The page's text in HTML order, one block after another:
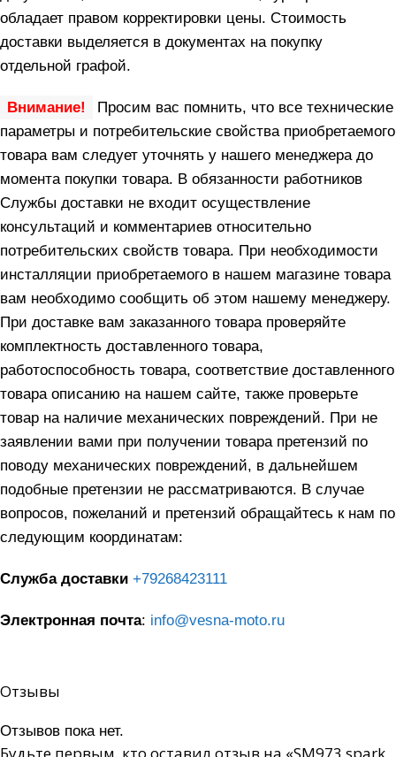
обладает правом корректировки цены. Стоимость
доставки выделяется в документах на покупку
отдельной графой.
Внимание!
Просим вас помнить, что все технические
параметры и потребительские свойства приобретаемого
товара вам следует уточнять у нашего менеджера до
момента покупки товара. В обязанности работников
Службы доставки не входит осуществление
консультаций и комментариев относительно
потребительских свойств товара. При необходимости
инсталляции приобретаемого в нашем магазине товара
вам необходимо сообщить об этом нашему менеджеру.
При доставке вам заказанного товара проверяйте
комплектность доставленного товара,
работоспособность товара, соответствие доставленного
товара описанию на нашем сайте, также проверьте
товар на наличие механических повреждений. При не
заявлении вами при получении товара претензий по
поводу механических повреждений, в дальнейшем
подобные претензии не рассматриваются. В случае
вопросов, пожеланий и претензий обращайтесь к нам по
следующим координатам:
Служба доставки +79268423111
Электронная почта: info@vesna-moto.ru
Отзывы
Отзывов пока нет.